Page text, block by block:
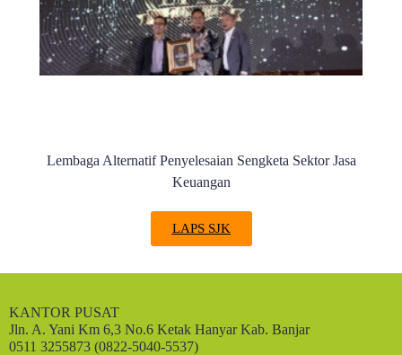
Lembaga Alternatif Penyelesaian Sengketa Sektor Jasa
Keuangan
LAPS SJK
KANTOR PUSAT
Jln. A. Yani Km 6,3 No.6 Ketak Hanyar Kab. Banjar
0511 3255873 (0822-5040-5537)